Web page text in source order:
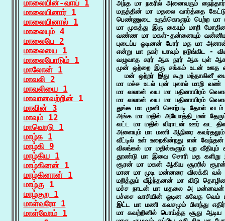
மாலையின்-வாய் 1
மாலையினார் 1
மாலையினால் 1
மாலையும் 4
மாலையே 2
மாலையை 1
மாலையோடும் 1
மாலோன் 1
மாவலி 2
மாவலியை 1
மாவானவற்றின் 1
மாவின் 3
மாவும் 12
மாவொடு 1
மாழ்க 1
மாழ்கி 9
மாழ்கிய 1
மாழ்கினன் 1
மாழ்கினான் 1
மாழ்கு 1
மாழ்குற 1
மாள்வரோ 1
மாள்வோம் 1
அந்த மா நகரில் அனைவரும்
மருத்தின் மா மதலை வார்த்தை
பெண்ணுடை உருக்கொளும் பெற்ற
மா முகத்து இரு கையும் மாறி
வண்ண மா மகள்-தன்னையும்
புடைப்ப ஓடினன் போர் மத மா
என்று மா நகர் யாவும் நடுங்கிட -
வழுவாத சுரர் ஆக நரர் ஆக புள்
முன் ஒற்றை இரு சங்கம் உடன் ஊத
மன் ஒற்றர் இது கூற
மா மச்ச உடல் புன் புலால் மாறி
மா வலான் வய மா பதினாயிரம்
மா வலான் வய மா பதினாயிரம்
துங்க மா முனி சொற்படி தோள் வடம்
அங்க மா மதில் அயோத்தி_மன்
வட்ட மா மதில் விராடன் ஊர் வட
அளையும் மா மணி ஆநிரை
வீட்டில் உள் உறைகின்றது என்
விலங்கல் மா மதில்களும் புற
தூண்டு மா இவை சொரி மத களிறு
சூரன் மா மகன் ஆகிய சூரரில்
மான மா முடி மன்னரை விலக்கி வல்
மறித்தும் வீழ்ந்தனன் மா விடு
மச்ச நாடன் மா மதலை அ மன்னவன்
பச்சை வாசியின் ஓடின சுவேத வெம்
இட்ட மா மணி கவசமும் பிளந்து
மா கவற்றினில் பொய்த்த சூது